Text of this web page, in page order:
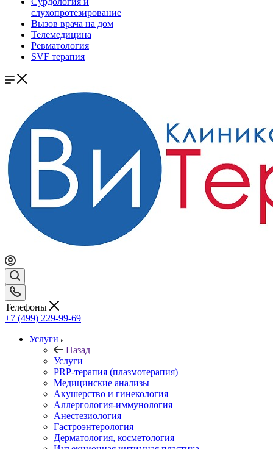
слухопротезирование
Вызов врача на дом
Телемедицина
Ревматология
SVF терапия
Телефоны
+7 (499) 229-99-69
Услуги
Назад
Услуги
PRP-терапия (плазмотерапия)
Медицинские анализы
Акушерство и гинекология
Аллергология-иммунология
Анестезиология
Гастроэнтерология
Дерматология, косметология